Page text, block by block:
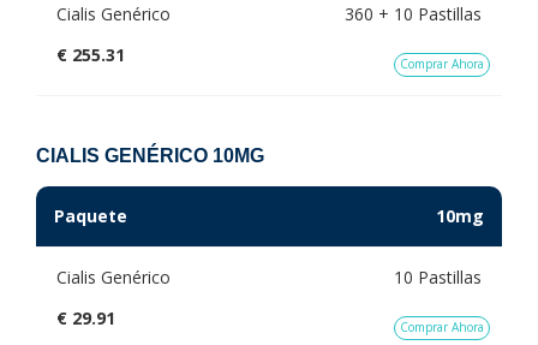
Cialis Genérico
360 + 10 Pastillas
€ 255.31
Comprar Ahora
CIALIS GENÉRICO 10MG
Paquete 10mg
Cialis Genérico
10 Pastillas
€ 29.91
Comprar Ahora